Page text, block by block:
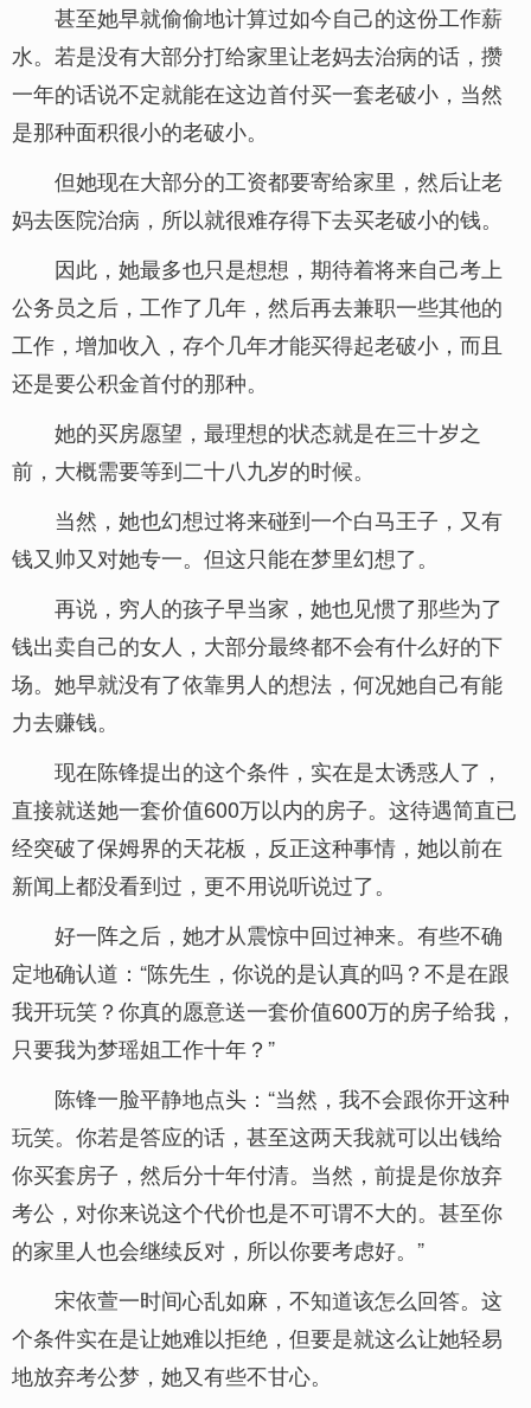
甚至她早就偷偷地计算过如今自己的这份工作薪
水。若是没有大部分打给家里让老妈去治病的话，攒
一年的话说不定就能在这边首付买一套老破小，当然
是那种面积很小的老破小。
但她现在大部分的工资都要寄给家里，然后让老
妈去医院治病，所以就很难存得下去买老破小的钱。
因此，她最多也只是想想，期待着将来自己考上
公务员之后，工作了几年，然后再去兼职一些其他的
工作，增加收入，存个几年才能买得起老破小，而且
还是要公积金首付的那种。
她的买房愿望，最理想的状态就是在三十岁之
前，大概需要等到二十八九岁的时候。
当然，她也幻想过将来碰到一个白马王子，又有
钱又帅又对她专一。但这只能在梦里幻想了。
再说，穷人的孩子早当家，她也见惯了那些为了
钱出卖自己的女人，大部分最终都不会有什么好的下
场。她早就没有了依靠男人的想法，何况她自己有能
力去赚钱。
现在陈锋提出的这个条件，实在是太诱惑人了，
直接就送她一套价值600万以内的房子。这待遇简直已
经突破了保姆界的天花板，反正这种事情，她以前在
新闻上都没看到过，更不用说听说过了。
好一阵之后，她才从震惊中回过神来。有些不确
定地确认道：“陈先生，你说的是认真的吗？不是在跟
我开玩笑？你真的愿意送一套价值600万的房子给我，
只要我为梦瑶姐工作十年？”
陈锋一脸平静地点头：“当然，我不会跟你开这种
玩笑。你若是答应的话，甚至这两天我就可以出钱给
你买套房子，然后分十年付清。当然，前提是你放弃
考公，对你来说这个代价也是不可谓不大的。甚至你
的家里人也会继续反对，所以你要考虑好。”
宋依萱一时间心乱如麻，不知道该怎么回答。这
个条件实在是让她难以拒绝，但要是就这么让她轻易
地放弃考公梦，她又有些不甘心。